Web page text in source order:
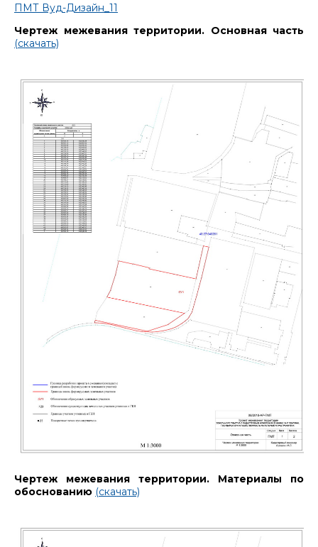
ПМТ Вуд-Дизайн_11
Чертеж межевания территории. Основная часть
(скачать)
Чертеж межевания территории. Материалы по
обоснованию (скачать)